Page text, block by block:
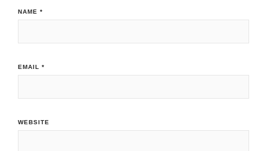
NAME *
EMAIL *
WEBSITE